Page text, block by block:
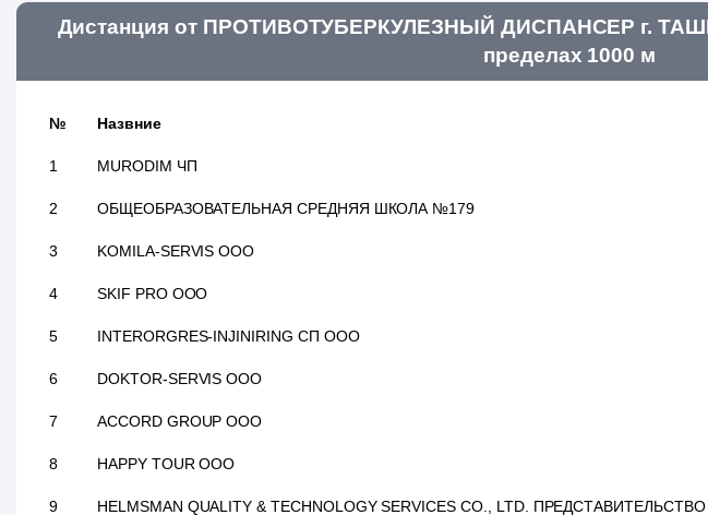
Дистанция от ПРОТИВОТУБЕРКУЛЕЗНЫЙ ДИСПАНСЕР г.
пределах 1000 м
№ Назвние
1 MURODIM ЧП
2 ОБЩЕОБРАЗОВАТЕЛЬНАЯ СРЕДНЯЯ ШКОЛА №179
3 KOMILA-SERVIS ООО
4 SKIF PRO ООО
5 INTERORGRES-INJINIRING СП ООО
6 DOKTOR-SERVIS ООО
7 ACCORD GROUP ООО
8 HAPPY TOUR ООО
9 HELMSMAN QUALITY & TECHNOLOGY SERVICES CO., LTD. ПРЕДСТАВИТЕЛЬСТВО